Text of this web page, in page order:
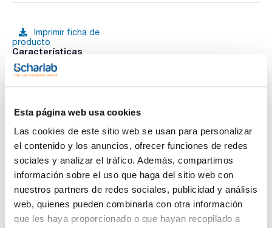
Esta página web usa cookies
Las cookies de este sitio web se usan para personalizar
el contenido y los anuncios, ofrecer funciones de redes
sociales y analizar el tráfico. Además, compartimos
información sobre el uso que haga del sitio web con
nuestros partners de redes sociales, publicidad y análisis
web, quienes pueden combinarla con otra información
que les haya proporcionado o que hayan recopilado a
Imprimir ficha de
producto
Características
Descripción : Adaptador
Volumen máximo: 4 adaptadores (ml) : 100
RCF máxima xg : 2901
Pack (u.) : 2
- Mueble exterior fabricado en aleación de Dur-Al.
- Cubeta interior y contratapa en acero inox.
- Cámara de seguridad de acero, entre la cubeta interior y el
- Circuito electrónico digital gobernado por microprocesador
para el control de todos los parámetros de funcionamiento:
velocidad, aceleración, freno, RCF, temperatura, tiempo,
almacén para 10 programas diferentes, identificación de
cabezal y alarmas de funcionamiento.
- Motor de inducción libre de mantenimiento.
Documentación técnica
TDS / Ficha técnica
Regístrate para
descargas
COA
Regístrate para
descargas
SDS/ Hoja de seguridad